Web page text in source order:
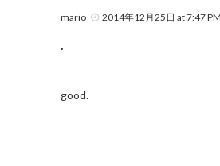
mario 2014年12月25日 at 7:47 PM
.
good.